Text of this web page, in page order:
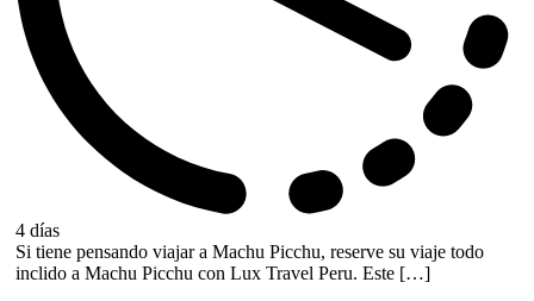
4 días
Si tiene pensando viajar a Machu Picchu, reserve su viaje todo
inclido a Machu Picchu con Lux Travel Peru. Este […]